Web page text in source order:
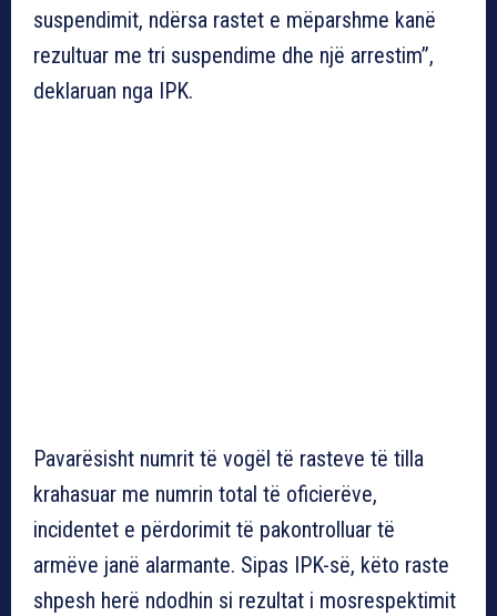
suspendimit, ndërsa rastet e mëparshme kanë
rezultuar me tri suspendime dhe një arrestim”,
deklaruan nga IPK.
Pavarësisht numrit të vogël të rasteve të tilla
krahasuar me numrin total të oficierëve,
incidentet e përdorimit të pakontrolluar të
armëve janë alarmante. Sipas IPK-së, këto raste
shpesh herë ndodhin si rezultat i mosrespektimit